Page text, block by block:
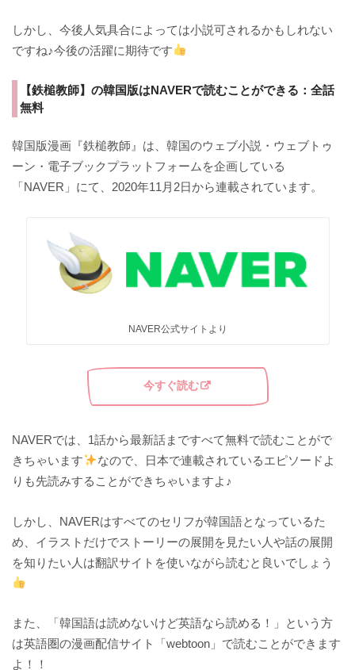
しかし、今後人気具合によっては小説可されるかもしれない
ですね♪今後の活躍に期待です
【鉄槌教師】の韓国版はNAVERで読むことができる：全話
無料
韓国版漫画『鉄槌教師』は、韓国のウェブ小説・ウェブトゥ
ーン・電子ブックプラットフォームを企画している
「NAVER」にて、2020年11月2日から連載されています。
NAVER公式サイトより
今すぐ読む
NAVERでは、1話から最新話まですべて無料で読むことがで
きちゃいます
なので、日本で連載されているエピソードよ
りも先読みすることができちゃいますよ♪
しかし、NAVERはすべてのセリフが韓国語となっているた
め、イラストだけでストーリーの展開を見たい人や話の展開
を知りたい人は翻訳サイトを使いながら読むと良いでしょう
また、「韓国語は読めないけど英語なら読める！」という方
は英語圏の漫画配信サイト「webtoon」で読むことができます
よ！！